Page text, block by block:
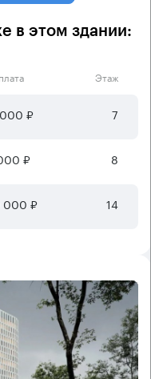
в этом здании:
Этаж
₽ 7
₽ 8
000 ₽ 14